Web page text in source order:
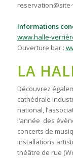
Informations
www.halle-
Ouverture bar :
LA
Découvrez
cathédrale
national,
l’année des
concerts de
installations
théâtre de rue